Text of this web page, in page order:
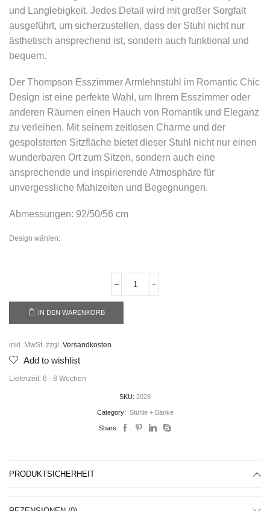
und Langlebigkeit. Jedes Detail wird mit großer Sorgfalt
ausgeführt, um sicherzustellen, dass der Stuhl nicht nur
ästhetisch ansprechend ist, sondern auch funktional und
bequem.
Der Thompson Esszimmer Armlehnstuhl im Romantic Chic
Design ist eine perfekte Wahl, um Ihrem Esszimmer oder
anderen Räumen einen Hauch von Romantik und Eleganz
zu verleihen. Mit seinem zeitlosen Charme und der
gespolsterten Sitzfläche bietet dieser Stuhl nicht nur einen
wunderbaren Ort zum Sitzen, sondern auch eine
ansprechende und inspirierende Atmosphäre für
unvergessliche Mahlzeiten und Begegnungen.
Abmessungen: 92/50/56 cm
Design wählen:
IN DEN WARENKORB
inkl. MwSt. zzgl. Versandkosten
Add to wishlist
Lieferzeit: 6 - 8 Wochen
SKU: 2028
Category: Stühle + Bänke
Share:
PRODUKTSICHERHEIT